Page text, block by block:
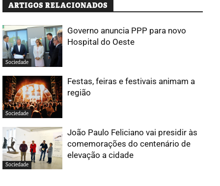
ARTIGOS RELACIONADOS
Sociedade
Governo anuncia PPP para novo
Hospital do Oeste
Sociedade
Festas, feiras e festivais animam a
região
Sociedade
João Paulo Feliciano vai presidir às
comemorações do centenário de
elevação a cidade